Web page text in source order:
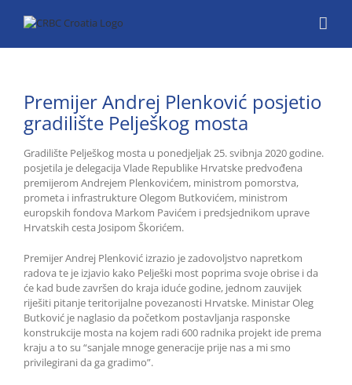
Premijer Andrej Plenković posjetio
gradilište Pelješkog mosta
Gradilište Pelješkog mosta u ponedjeljak 25. svibnja 2020 godine.
posjetila je delegacija Vlade Republike Hrvatske predvođena
premijerom Andrejem Plenkovićem, ministrom pomorstva,
prometa i infrastrukture Olegom Butkovićem, ministrom
europskih fondova Markom Pavićem i predsjednikom uprave
Hrvatskih cesta Josipom Škorićem.
Premijer Andrej Plenković izrazio je zadovoljstvo napretkom
radova te je izjavio kako Pelješki most poprima svoje obrise i da
će kad bude završen do kraja iduće godine, jednom zauvijek
riješiti pitanje teritorijalne povezanosti Hrvatske. Ministar Oleg
Butković je naglasio da početkom postavljanja rasponske
konstrukcije mosta na kojem radi 600 radnika projekt ide prema
kraju a to su “sanjale mnoge generacije prije nas a mi smo
privilegirani da ga gradimo”.